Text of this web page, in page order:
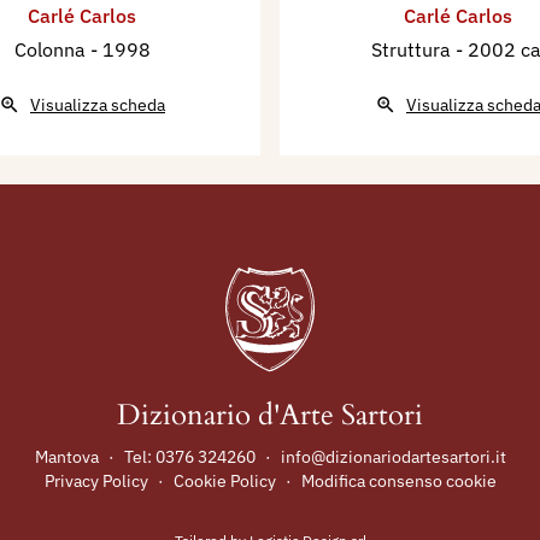
del suo
personale nella
cittadinanza italiana e
Meridiana di Genova
Padiglione Italia alla
Carlé Carlos
Colonna - 1998
Visualizza scheda
Carlé Carlos
Struttura - 2002
Visualizza scheda
Dizionario d'Arte Sartori
Mantova · Tel: 0376 324260 ·
info@dizionariodartesartori.it
Privacy Policy · Cookie Policy · Modifica consenso cookie